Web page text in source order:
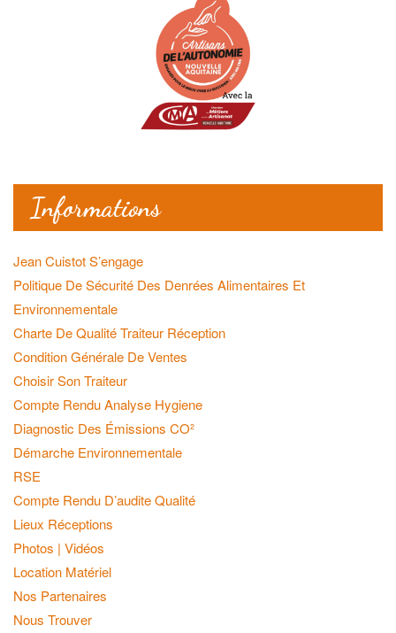
Informations
Jean Cuistot S’engage
Politique De Sécurité Des Denrées Alimentaires Et
Environnementale
Charte De Qualité Traiteur Réception
Condition Générale De Ventes
Choisir Son Traiteur
Compte Rendu Analyse Hygiene
Diagnostic Des Émissions CO²
Démarche Environnementale
RSE
Compte Rendu D’audite Qualité
Lieux Réceptions
Photos | Vidéos
Location Matériel
Nos Partenaires
Nous Trouver